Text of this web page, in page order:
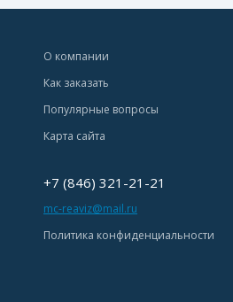
О компании
Как заказать
Популярные вопросы
Карта сайта
+7 (846) 321-21-21
mc-reaviz@mail.ru
Политика конфиденциальности